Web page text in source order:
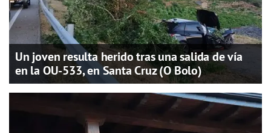
Un joven resulta herido tras una salida de vía
en la OU-533, en Santa Cruz (O Bolo)